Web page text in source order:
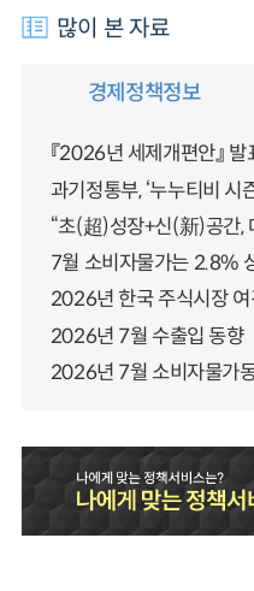
많이 본 자료
경제정책정보
『2026년 세제개편안』 발
과기정통부, ‘누누티비 시
“초(超)성장+신(新)공간,
7월 소비자물가는 2.8%
2026년 한국 주식시장 여
2026년 7월 수출입 동향
2026년 7월 소비자물가